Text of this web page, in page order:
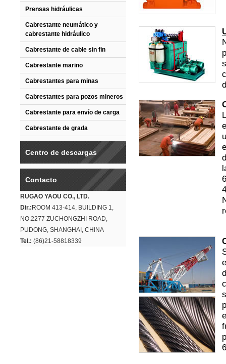
Prensas hidráulicas
Cabrestante neumático y
cabrestante hidráulico
Cabrestante de cable sin fin
Cabrestante marino
Cabrestantes para minas
Cabrestantes para pozos mineros
Cabrestante para envío de carga
Cabrestante de grada
Centro de descargas
Contacto
RUGAO YAOU CO., LTD.
Dir.: ROOM 413-414, BUILDING 1,
NO.2277 ZUCHONGZHI ROAD,
PUDONG, SHANGHAI, CHINA
Tel.: (86)21-58818339